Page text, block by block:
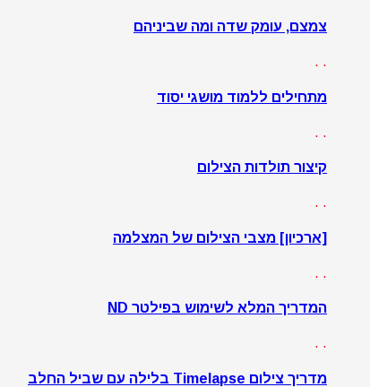
צמצם, עומק שדה ומה שביניהם
. .
מתחילים ללמוד מושגי יסוד
. .
קיצור תולדות הצילום
. .
[ארכיון] מצבי הצילום של המצלמה
. .
המדריך המלא לשימוש בפילטר ND
. .
מדריך צילום Timelapse בלילה עם שביל החלב